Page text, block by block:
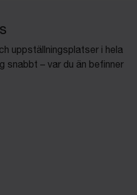
uppställningsplatser i hela
snabbt – var du än befinner